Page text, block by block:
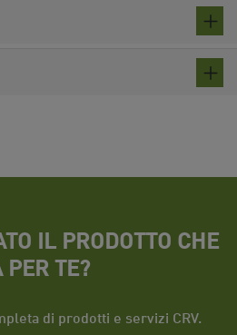
IL PRODOTTO CHE
PER TE?
di prodotti e servizi CRV.